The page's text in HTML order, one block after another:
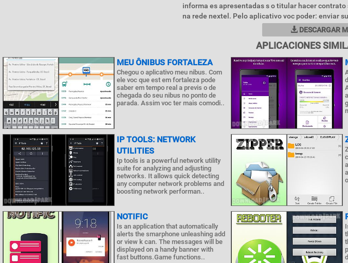
informa es apresentadas s o titular hacer
na rede nextel. Pelo aplicativo voc poder: enviar
DESCARGAR
APLICACIONES
MEU ÔNIBUS FORTALEZA
Chegou o aplicativo meu nibus. Com
ele voc que est em fortaleza pode
saber em tempo real a previs o de
chegada do seu nibus no ponto de
parada. Assim voc ter mais comodi..
IP TOOLS: NETWORK
UTILITIES
Ip tools is a powerful network utility
suite for analyzing and adjusting
networks. It allows quick detecting
any computer network problems and
boosting network performan..
NOTIFIC
Is an application that automatically
alerts the smarphone unleashing add
or view k can. The messages will be
displayed on a handy banner with
fast buttons.Game functions..